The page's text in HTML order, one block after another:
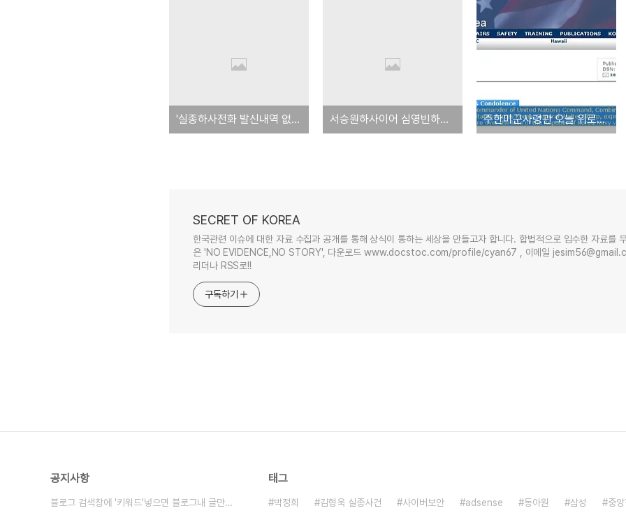
'실종하사전화 발신내역 없다' 군당국 - 제발 확인,또 확인하라 서승원하사이어 심영빈하사 휴대전화서도 발신음 포착 주한미군사령관 오늘 위로성명[원문],'큰 슬픔 - 긴급상황 대비'
SECRET OF KOREA
한국관련 이슈에 대한 자료 수집과 공개를 통해 상식이 통하는 세상을 만들고자 합니다. 합법적으로 입수한 자료를
은 'NO EVIDENCE,NO STORY', 다운로드 www.docstoc.com/profile/cyan67 , 이메일
리더나 RSS로!!
구독하기
공지사항
블로그 검색창에 '키워드'넣으면 블로그내 글만 검색
태그
박정희 김형욱 실종사건 사이버보안 adsense 동아원 삼성 중